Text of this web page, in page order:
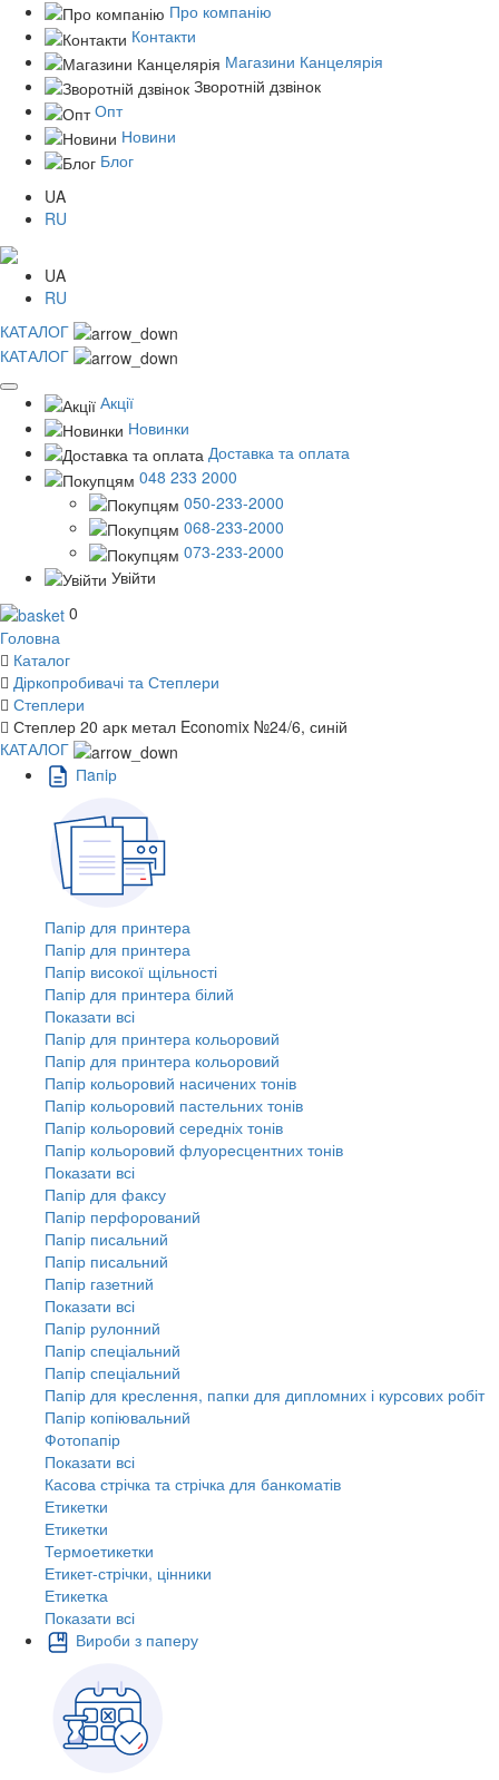
Про компанію
Контакти
Магазини Канцелярія
Зворотній дзвінок
Опт
Новини
Блог
UA
RU
UA
RU
КАТАЛОГ
КАТАЛОГ
Акції
Новинки
Доставка та оплата
048 233 2000
050-233-2000
068-233-2000
073-233-2000
Увійти
0
Головна
Каталог
Діркопробивачі та Степлери
Степлери
Степлер 20 арк метал Economix №24/6, синій
КАТАЛОГ
Пaпiр
Папір для принтера
Папір для принтера
Папір високої щільності
Папір для принтера білий
Показати всі
Папір для принтера кольоровий
Папір для принтера кольоровий
Папір кольоровий насичених тонів
Папір кольоровий пастельних тонів
Папір кольоровий середніх тонів
Папір кольоровий флуоресцентних тонів
Показати всі
Папір для факсу
Папір перфорований
Папір писальний
Папір писальний
Папір газетний
Показати всі
Папір рулонний
Папір спеціальний
Папір спеціальний
Папір для креслення, папки для дипломних і курсових робіт
Папір копіювальний
Фотопапір
Показати всі
Касова стрічка та стрічка для банкоматів
Етикетки
Етикетки
Термоетикетки
Етикет-стрічки, цінники
Етикетка
Показати всі
Вироби з паперу